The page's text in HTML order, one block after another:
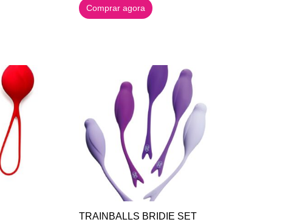
Comprar agora
TRAINBALLS BRIDIE SET